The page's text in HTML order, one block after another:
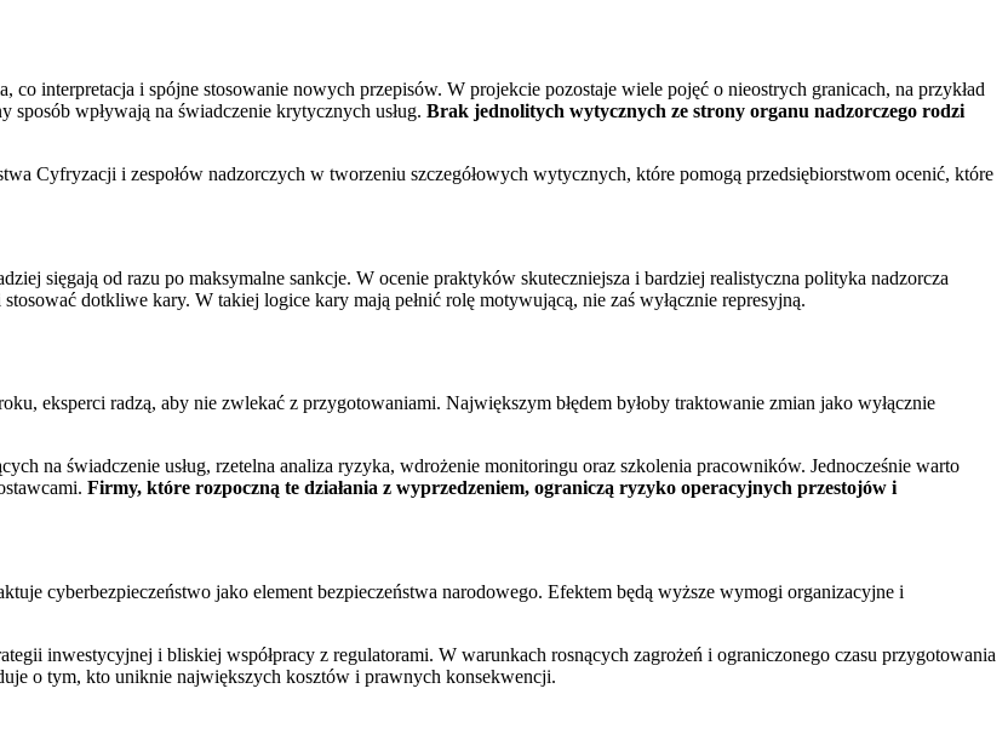
interpretacja i spójne stosowanie nowych przepisów. W projekcie pozostaje wiele pojęć o nieostrych granicach, na przykład
sposób wpływają na świadczenie krytycznych usług. Brak jednolitych wytycznych ze strony organu nadzorczego rodzi
Cyfryzacji i zespołów nadzorczych w tworzeniu szczegółowych wytycznych, które pomogą przedsiębiorstwom ocenić, które
sięgają od razu po maksymalne sankcje. W ocenie praktyków skuteczniejsza i bardziej realistyczna polityka nadzorcza
dotkliwe kary. W takiej logice kary mają pełnić rolę motywującą, nie zaś wyłącznie represyjną.
eksperci radzą, aby nie zwlekać z przygotowaniami. Największym błędem byłoby traktowanie zmian jako wyłącznie
na świadczenie usług, rzetelna analiza ryzyka, wdrożenie monitoringu oraz szkolenia pracowników. Jednocześnie warto
Firmy, które rozpoczną te działania z wyprzedzeniem, ograniczą ryzyko operacyjnych przestojów i
cyberbezpieczeństwo jako element bezpieczeństwa narodowego. Efektem będą wyższe wymogi organizacyjne i
inwestycyjnej i bliskiej współpracy z regulatorami. W warunkach rosnących zagrożeń i ograniczonego czasu przygotowania
o tym, kto uniknie największych kosztów i prawnych konsekwencji.